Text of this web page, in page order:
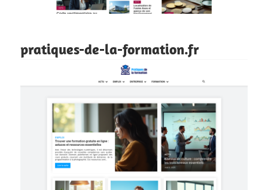
pratiques-de-la-formation.fr